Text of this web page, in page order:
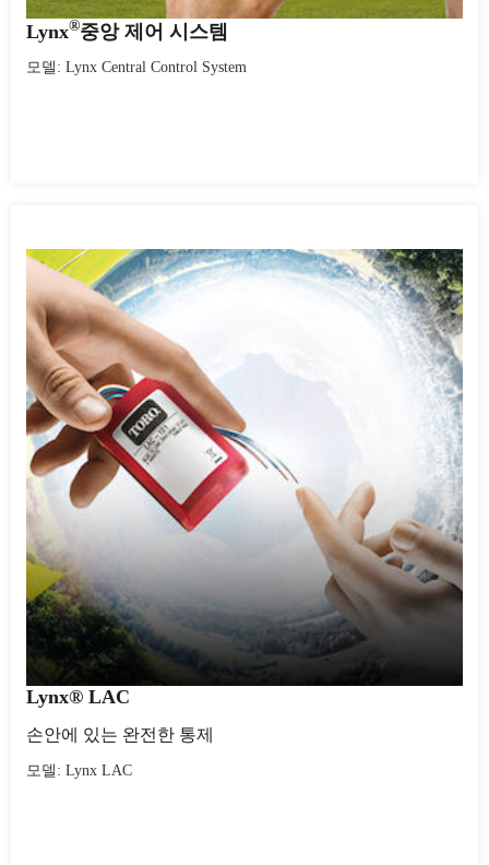
Lynx®중앙 제어 시스템
모델: Lynx Central Control System
Lynx® LAC
손안에 있는 완전한 통제
모델: Lynx LAC